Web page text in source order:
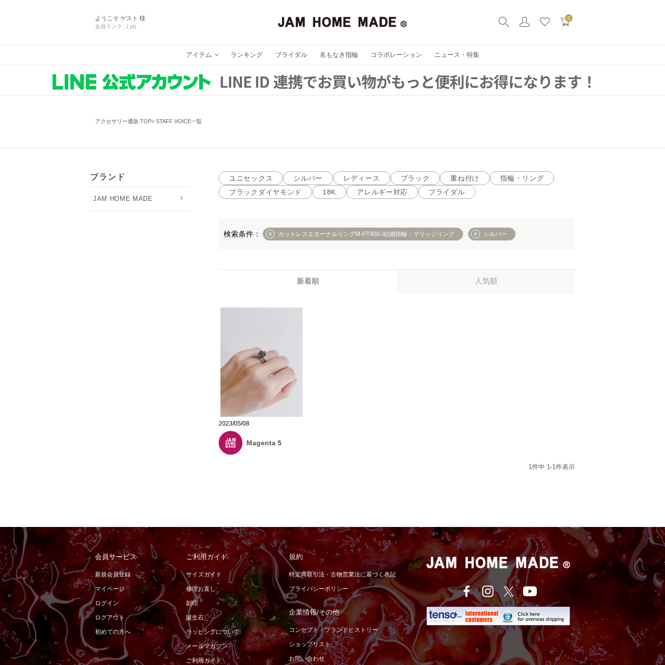
ようこそ ゲスト 様
会員ランク : ( pt)
0
アイテム ランキング ブライダル 名もなき指輪 コラボレーション ニュース・特集
アクセサリー通販 TOP STAFF VOICE一覧
ブランド
JAM HOME MADE
ユニセックス シルバー レディース ブラック 重ね付け
指輪・リング
ブラックダイヤモンド
18K アレルギー対応 ブライダル
カットレスエターナルリングM-PT900-/結婚指輪・マリッジリング シルバー
新着順 人気順
2023/05/08
Magenta 5
1 件中 1 -1 件表示
会員サービス
新規会員登録
マイページ
ログイン
ログアウト
初めての方へ
ご利用ガイド
サイズガイド
修理お直し
刻印
誕生石
ラッピングについて
メールマガジン
ご利用ガイド
規約
特定商取引法・古物営業法に基づく表記
プライバシーポリシー
企業情報/その他
コンセプト・ブランドヒストリー
ショップリスト
お問い合わせ